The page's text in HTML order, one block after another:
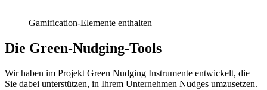
Gamification-Elemente enthalten
Die Green-Nudging-Tools
Wir haben im Projekt Green Nudging Instrumente entwickelt, die
Sie dabei unterstützen, in Ihrem Unternehmen Nudges umzusetzen.